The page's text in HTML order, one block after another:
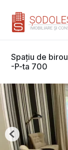
Spațiu de
-P-ta 700
Previous